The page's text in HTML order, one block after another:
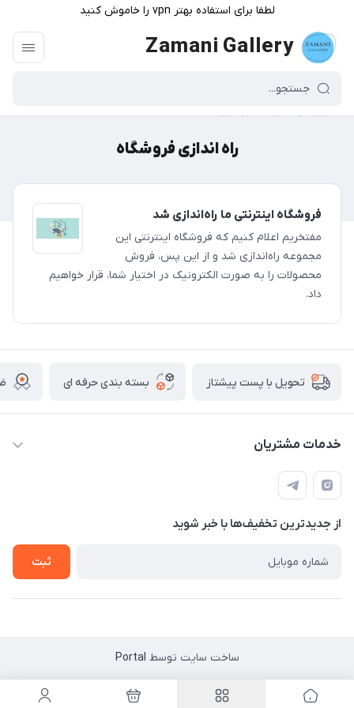
لطفا برای استفاده بهتر vpn را خاموش کنید
Zamani Gallery
راه اندازی فروشگاه
فروشگاه اینترنتی ما راه‌اندازی شد
مفتخریم اعلام کنیم که فروشگاه اینترنتی این
مجموعه راه‌اندازی شد و از این پس، فروش
محصولات را به صورت الکترونیک در اختیار شما، قرار خواهیم
داد.
تحویل با پست پیشتاز بسته بندی حرفه ای
خدمات مشتریان
قوانین
تماس با ما
سوالات متداول و پر تکرار
آموزش خرید و پیگیری سفارش
از جدید‌ترین تخفیف‌ها با‌ خبر شوید
ثبت
ساخت سایت توسط Portal